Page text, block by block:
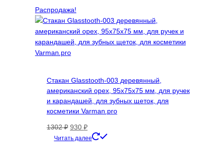
выбрать
на
странице
Распродажа!
Стакан Glasstooth-003 деревянный,
американский орех, 95х75х75 мм, для ручек
и карандашей, для зубных щеток, для
косметики Varman.pro
1302₽ Первоначальная
цена
930 ₽Текущая
цена:
Читать далее